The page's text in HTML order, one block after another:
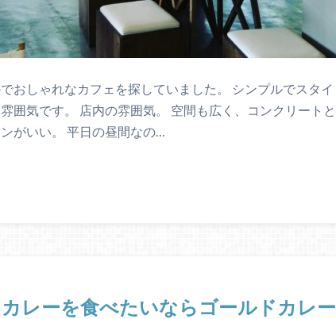
おしゃれなカフェを探していました。 シンプルでスタイ
囲気です。 店内の雰囲気。 空間も広く、コンクリートと
がいい。 平日の昼間なの…
レーを食べたいならゴールドカレー